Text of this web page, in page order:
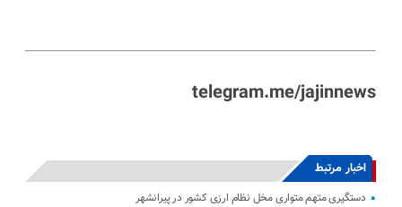
telegram.me/jajinnews
اخبار مرتبط
دستگیری متهم متواری مخل نظام ارزی کشور در پیرانشهر